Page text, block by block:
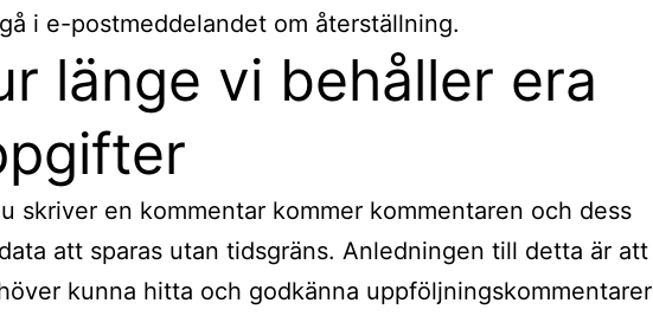
i e-postmeddelandet om återställning.
länge vi behåller era
skriver en kommentar kommer kommentaren och dess
att sparas utan tidsgräns. Anledningen till detta är att
kunna hitta och godkänna uppföljningskommentarer